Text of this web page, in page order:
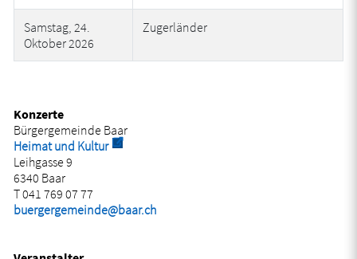
Samstag, 24.
Oktober 2026
Zugerländer
Konzerte
Bürgergemeinde Baar
Heimat und KulturExterner Link wird in einem neuen Fenster
Leihgasse 9
6340 Baar
T 041 769 07 77
buergergemeinde@baar.ch